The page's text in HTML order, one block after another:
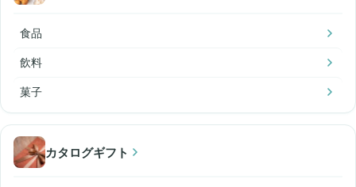
食品
飲料
菓子
カタログギフト